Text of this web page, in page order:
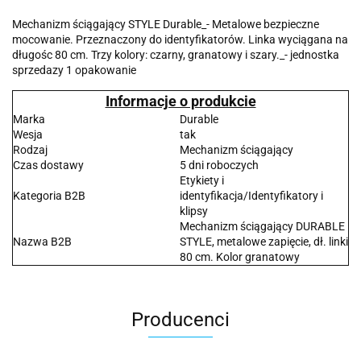
Mechanizm ściągający STYLE Durable_- Metalowe bezpieczne
mocowanie. Przeznaczony do identyfikatorów. Linka wyciągana na
długośc 80 cm. Trzy kolory: czarny, granatowy i szary._- jednostka
sprzedazy 1 opakowanie
Informacje o produkcie
Marka
Durable
Wesja
tak
Rodzaj
Mechanizm ściągający
Czas dostawy
5 dni roboczych
Kategoria B2B
Etykiety i
identyfikacja/Identyfikatory i
klipsy
Nazwa B2B
Mechanizm ściągający DURABLE
STYLE, metalowe zapięcie, dł. linki
80 cm. Kolor granatowy
Producenci